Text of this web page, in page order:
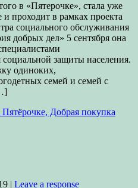
в «Пятерочке», стала уже
проходит в рамках проекта
социального обслуживания
добрых дел» 5 сентября она
защиты населения.
одиноких,
семей и семей с
Добрая покупка
| Leave a response